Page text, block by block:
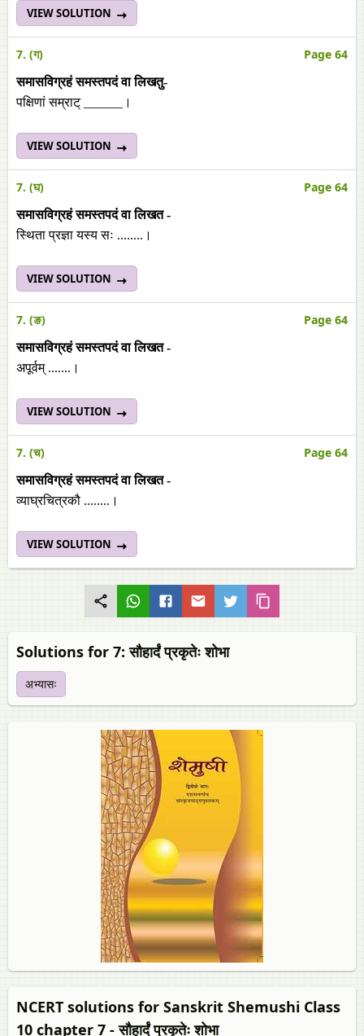
VIEW SOLUTION
7. (ग) Page 64
समासविग्रहं समस्तपदं वा लिखतु-
पक्षिणां सम्राट् ______।
VIEW SOLUTION
7. (घ) Page 64
समासविग्रहं समस्तपदं वा लिखत -
स्थिता प्रज्ञा यस्य सः ........।
VIEW SOLUTION
7. (ङ) Page 64
समासविग्रहं समस्तपदं वा लिखत -
अपूर्वम् .......।
VIEW SOLUTION
7. (च) Page 64
समासविग्रहं समस्तपदं वा लिखत -
व्याघ्रचित्रकौ ........।
VIEW SOLUTION
Solutions for 7: सौहार्दं प्रकृतेः शोभा
अभ्यासः
NCERT solutions for Sanskrit Shemushi Class
10 chapter 7 - सौहार्दं प्रकृतेः शोभा